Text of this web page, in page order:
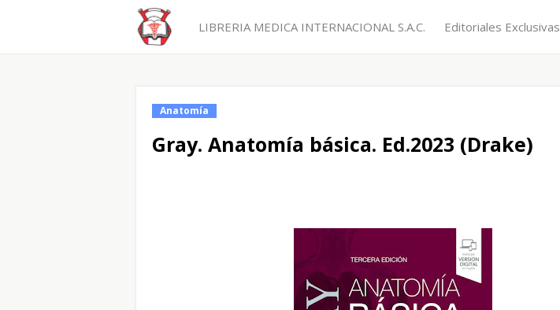
LIBRERIA MEDICA INTERNACIONAL S.A.C. Editoriales Exclusivas
Anatomía
Gray. Anatomía básica. Ed.2023 (Drake)